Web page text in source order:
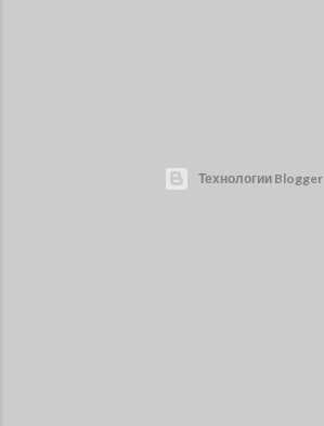
Технологии Blogger